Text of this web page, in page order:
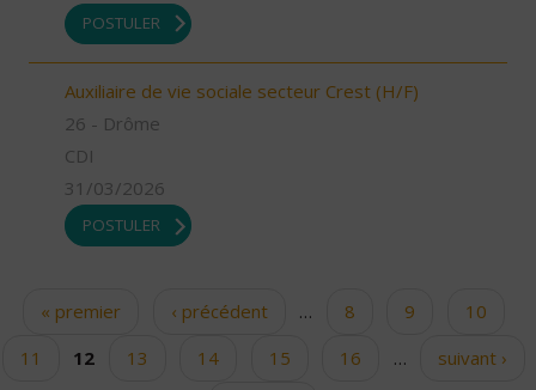
POSTULER
Auxiliaire de vie sociale secteur Crest (H/F)
26 - Drôme
CDI
31/03/2026
POSTULER
Pages« premier ‹ précédent … 8 9
10
11
12 13 14 15 16 …
suivant ›